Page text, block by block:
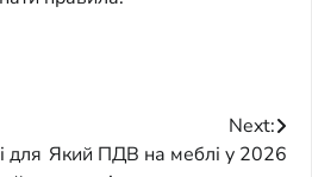
для
Next:
Який ПДВ на меблі у 2026